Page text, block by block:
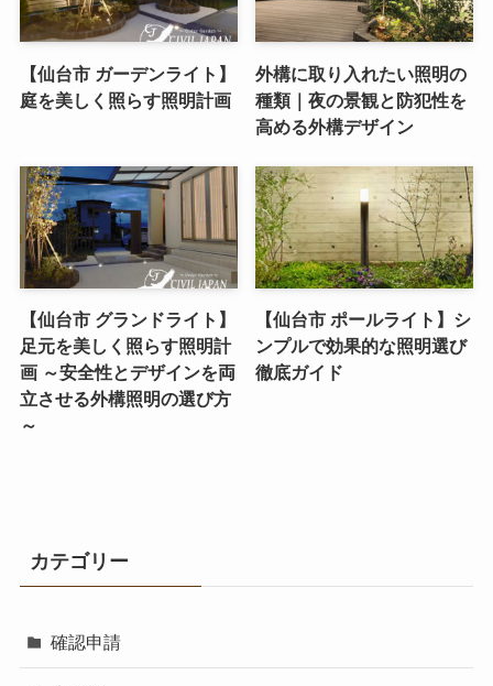
【仙台市 ガーデンライト】
庭を美しく照らす照明計画
外構に取り入れたい照明の
種類｜夜の景観と防犯性を
高める外構デザイン
【仙台市 グランドライト】
足元を美しく照らす照明計
画 ～安全性とデザインを両
立させる外構照明の選び方
～
【仙台市 ポールライト】シ
ンプルで効果的な照明選び
徹底ガイド
カテゴリー
確認申請